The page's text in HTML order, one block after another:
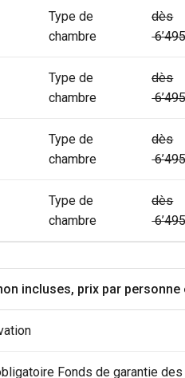
Type de
chambre
dès
Type de
chambre
dès
Type de
chambre
dès
Type de
chambre
dès
incluses, prix par personne
Fonds de garantie